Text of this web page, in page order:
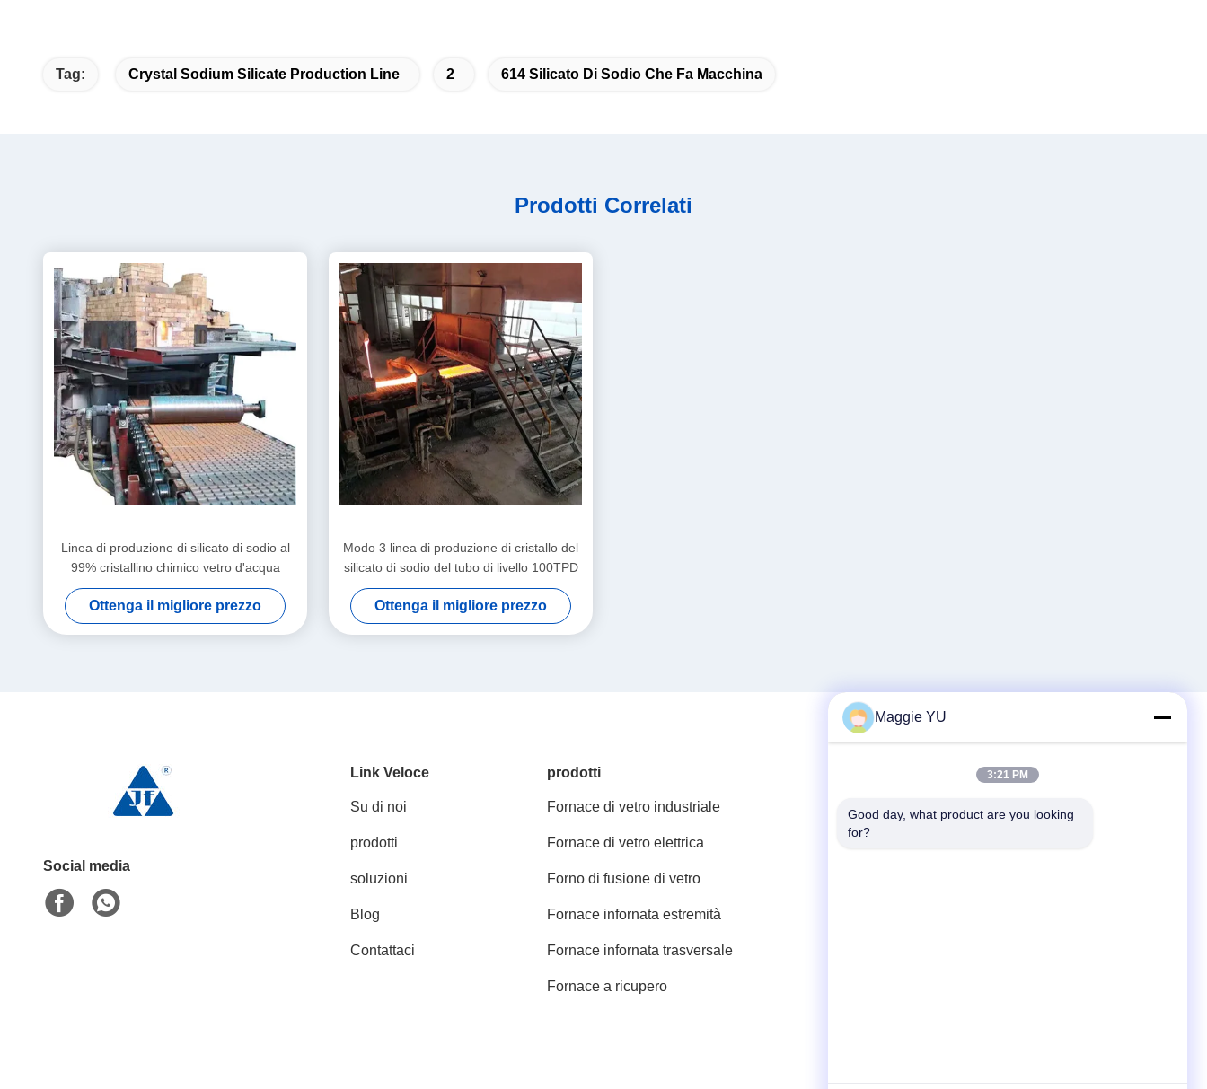
Tag: Crystal Sodium Silicate Production Line 2 614 Silicato Di Sodio Che Fa Macchina
Prodotti Correlati
Linea di produzione di silicato di sodio al
99% cristallino chimico vetro d'acqua
Ottenga il migliore prezzo
Modo 3 linea di produzione di cristallo del
silicato di sodio del tubo di livello 100TPD
Ottenga il migliore prezzo
Social media
Link Veloce
Su di noi
prodotti
soluzioni
Blog
Contattaci
prodotti
Fornace di vetro industriale
Fornace di vetro elettrica
Forno di fusione di vetro
Fornace infornata estremità
Fornace infornata trasversale
Fornace a ricupero
Contatto rapido
Telefono
Maggie YU
3:21 PM
Good day, what product are you looking
for?